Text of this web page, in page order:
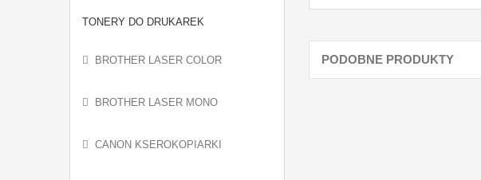
TONERY DO DRUKAREK
BROTHER LASER COLOR
BROTHER LASER MONO
CANON KSEROKOPIARKI
PODOBNE PRODUKTY